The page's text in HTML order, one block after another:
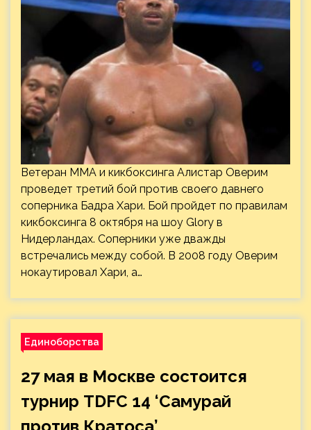
Ветеран ММА и кикбоксинга Алистар Оверим
проведет третий бой против своего давнего
соперника Бадра Хари. Бой пройдет по правилам
кикбоксинга 8 октября на шоу Glory в
Нидерландах. Соперники уже дважды
встречались между собой. В 2008 году Оверим
нокаутировал Хари, а…
Единоборства
27 мая в Москве состоится
турнир TDFC 14 ‘Самурай